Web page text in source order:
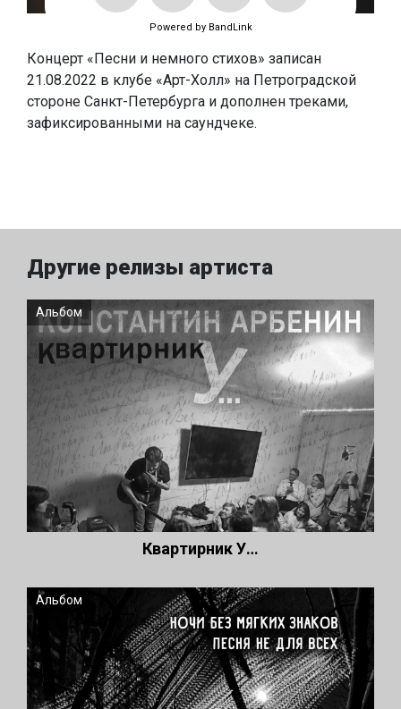
Powered by BandLink
Концерт «Песни и немного стихов» записан
21.08.2022 в клубе «Арт-Холл» на Петроградской
стороне Санкт-Петербурга и дополнен треками,
зафиксированными на саундчеке.
Другие релизы артиста
Альбом
Квартирник У…
Альбом